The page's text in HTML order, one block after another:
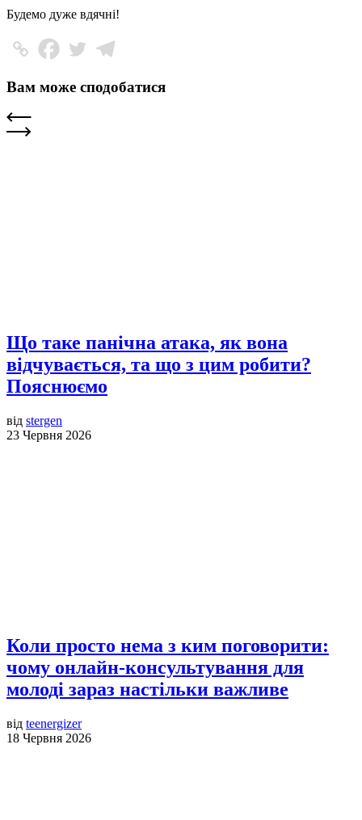
Будемо дуже вдячні!
Вам може сподобатися
Що таке панічна атака, як вона
відчувається, та що з цим робити?
Пояснюємо
від stergen
23 Червня 2026
Коли просто нема з ким поговорити:
чому онлайн-консультування для
молоді зараз настільки важливе
від teenergizer
18 Червня 2026